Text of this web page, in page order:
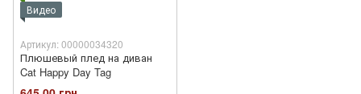
Видео
Артикул: 00000034320
Плюшевый плед на диван
Cat Happy Day Tag